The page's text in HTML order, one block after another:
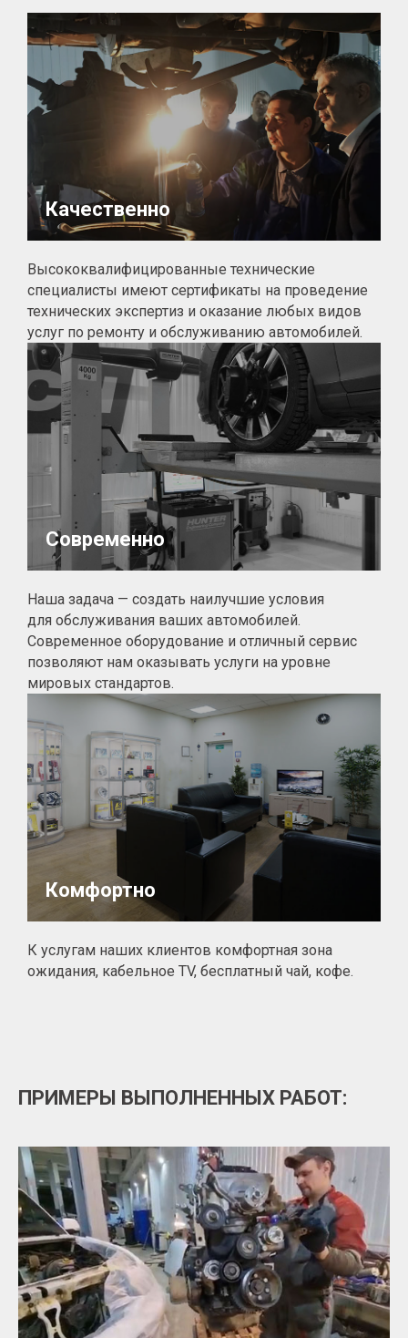
Качественно
Высококвалифицированные технические
специалисты имеют сертификаты на проведение
технических экспертиз и оказание любых видов
услуг по ремонту и обслуживанию автомобилей.
Современно
Наша задача — создать наилучшие условия
для обслуживания ваших автомобилей.
Современное оборудование и отличный сервис
позволяют нам оказывать услуги на уровне
мировых стандартов.
Комфортно
К услугам наших клиентов комфортная зона
ожидания, кабельное TV, бесплатный чай, кофе.
ПРИМЕРЫ ВЫПОЛНЕННЫХ РАБОТ: